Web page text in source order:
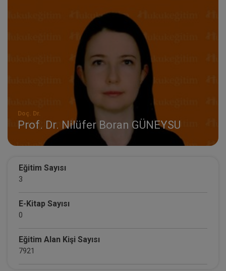
Doç. Dr.
Prof. Dr. Nilüfer Boran GÜNEYSU
Eğitim Sayısı
3
E-Kitap Sayısı
0
Eğitim Alan Kişi Sayısı
7921